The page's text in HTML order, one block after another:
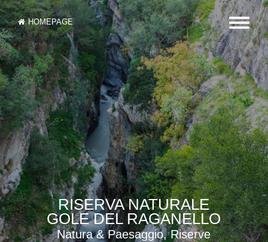
HOMEPAGE
RISERVA NATURALE
GOLE DEL RAGANELLO
Natura & Paesaggio, Riserve